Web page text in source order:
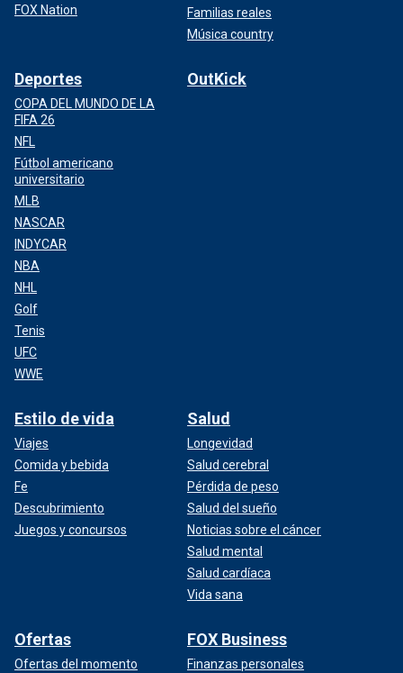
FOX Nation
Familias reales
Música country
Deportes
COPA DEL MUNDO DE LA
FIFA 26
NFL
Fútbol americano
universitario
MLB
NASCAR
INDYCAR
NBA
NHL
Golf
Tenis
UFC
WWE
OutKick
Estilo de vida
Viajes
Comida y bebida
Fe
Descubrimiento
Juegos y concursos
Salud
Longevidad
Salud cerebral
Pérdida de peso
Salud del sueño
Noticias sobre el cáncer
Salud mental
Salud cardíaca
Vida sana
Ofertas
Ofertas del momento
FOX Business
Finanzas personales